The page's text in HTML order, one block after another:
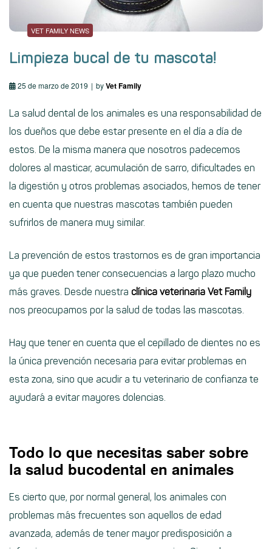
VET FAMILY NEWS
Limpieza bucal de tu mascota!
25 de marzo de 2019 byVet Family
La salud dental de los animales es una responsabilidad de
los dueños que debe estar presente en el día a día de
estos. De la misma manera que nosotros padecemos
dolores al masticar, acumulación de sarro, dificultades en
la digestión y otros problemas asociados, hemos de tener
en cuenta que nuestras mascotas también pueden
sufrirlos de manera muy similar.
La prevención de estos trastornos es de gran importancia
ya que pueden tener consecuencias a largo plazo mucho
más graves. Desde nuestra clínica veterinaria Vet Family
nos preocupamos por la salud de todas las mascotas.
Hay que tener en cuenta que el cepillado de dientes no es
la única prevención necesaria para evitar problemas en
esta zona, sino que acudir a tu veterinario de confianza te
ayudará a evitar mayores dolencias.
Todo lo que necesitas saber sobre
la salud bucodental en animales
Es cierto que, por normal general, los animales con
problemas más frecuentes son aquellos de edad
avanzada, además de tener mayor predisposición a